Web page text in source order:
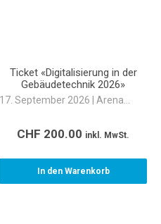
Ticket «Digitalisierung in der
Gebäudetechnik 2026»
17. September 2026 | Arena
CHF 200.00 inkl. MwSt.
In den Warenkorb